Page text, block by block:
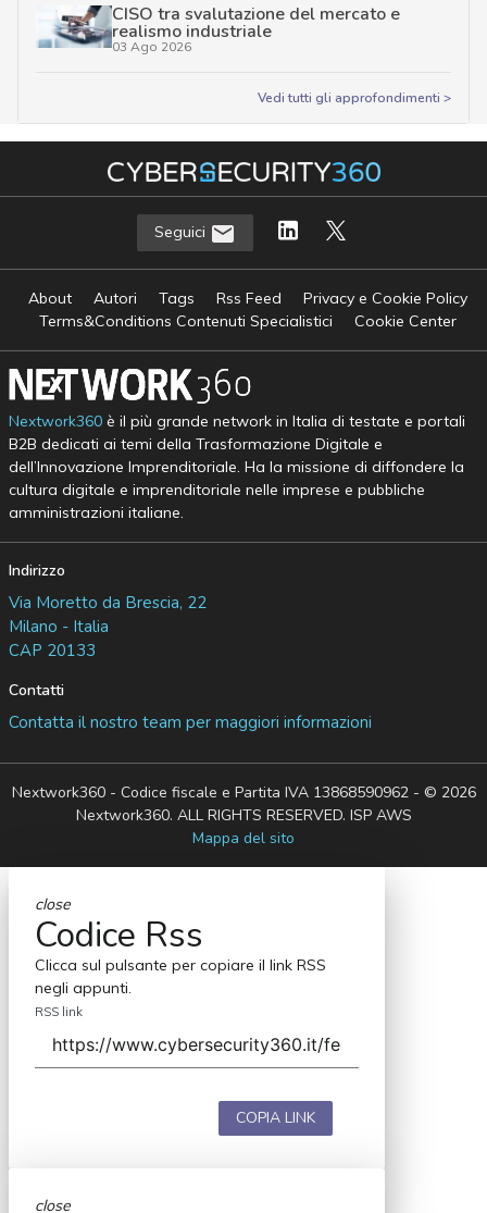
CISO tra svalutazione del mercato e
realismo industriale
03 Ago 2026
Vedi tutti gli approfondimenti >
Seguici
About Autori Tags Rss Feed
Privacy e Cookie Policy
Terms&Conditions Contenuti Specialistici
Cookie Center
Nextwork360è il più grande network in Italia di testate e portali
B2B dedicati ai temi della Trasformazione Digitale e
dell’Innovazione Imprenditoriale. Ha la missione di diffondere la
cultura digitale e imprenditoriale nelle imprese e pubbliche
amministrazioni italiane.
Indirizzo
Via Moretto da Brescia, 22
Milano - Italia
CAP 20133
Contatti
Contatta il nostro team per maggiori informazioni
Nextwork360 - Codice fiscale e Partita IVA 13868590962 - © 2026
Nextwork360. ALL RIGHTS RESERVED. ISP AWS
Mappa del sito
close
Codice Rss
Clicca sul pulsante per copiare il link RSS
negli appunti.
RSS link
COPIA LINK
close